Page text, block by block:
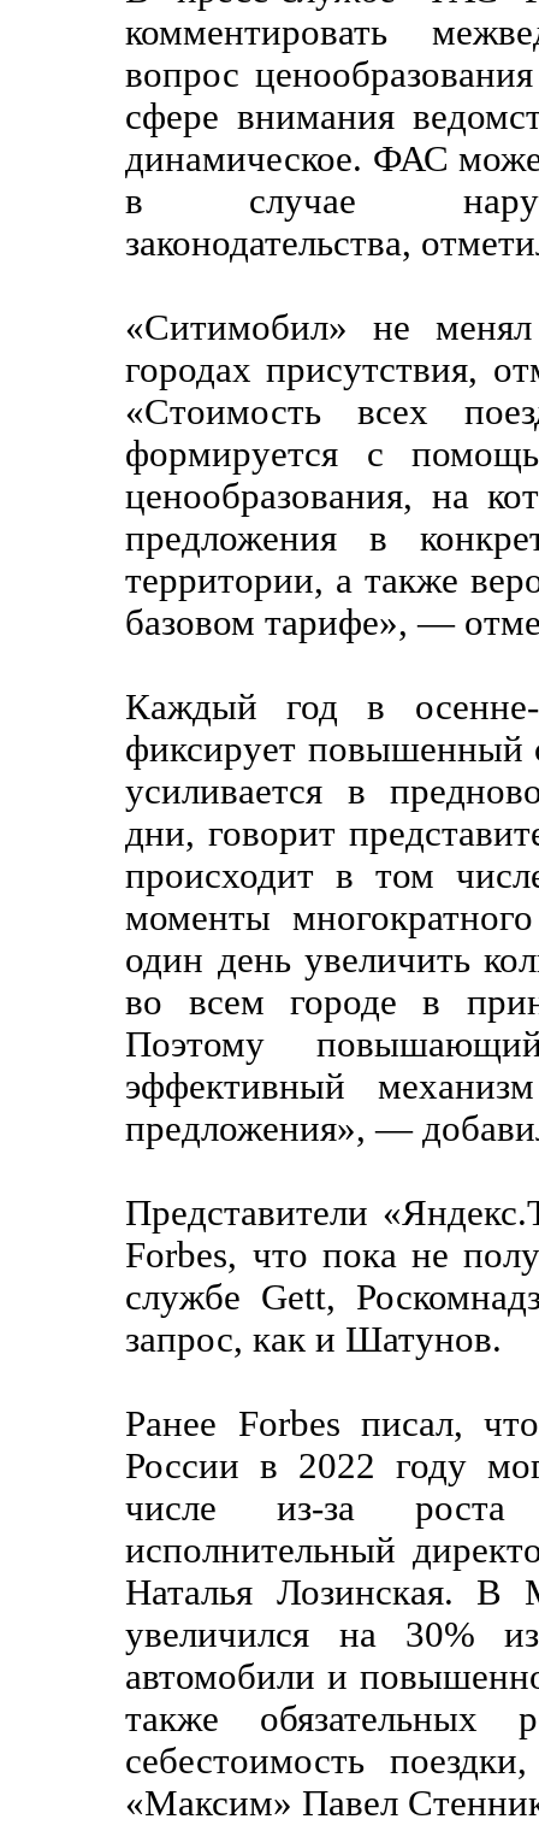
комментировать
вопрос
сфере внимания
динамическое. ФАС
в случае
законодательства,
«Ситимобил» не
городах присутствия,
«Стоимость всех
формируется с
ценообразования, на
предложения в
территории, а также
базовом тарифе», —
Каждый год в
фиксирует повышенный
усиливается в
дни, говорит
происходит в том
моменты
один день увеличить
во всем городе в
Поэтому
эффективный
предложения», —
Представители
Forbes, что пока не
службе Gett,
запрос, как и Шатунов.
Ранее Forbes писал,
России в 2022 году
числе из-за роста
исполнительный
Наталья Лозинская. В
увеличился на 30%
автомобили и
также обязательных
себестоимость
«Максим» Павел